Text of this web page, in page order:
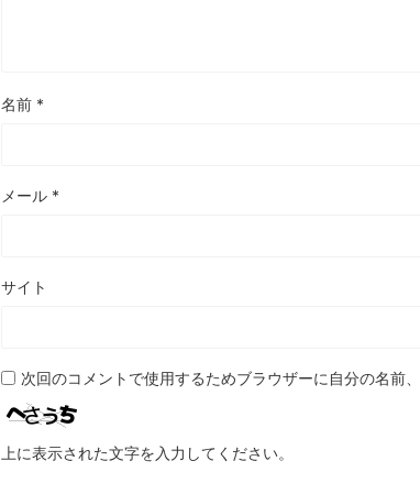
名前 *
メール *
サイト
次回のコメントで使用するためブラウザーに自分の名前
上に表示された文字を入力してください。